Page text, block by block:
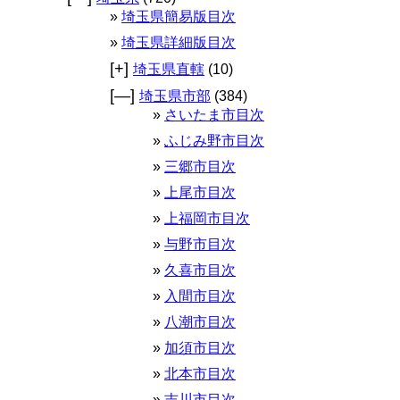
埼玉県簡易版目次
埼玉県詳細版目次
[+] 埼玉県直轄 (10)
[—] 埼玉県市部 (384)
さいたま市目次
ふじみ野市目次
三郷市目次
上尾市目次
上福岡市目次
与野市目次
久喜市目次
入間市目次
八潮市目次
加須市目次
北本市目次